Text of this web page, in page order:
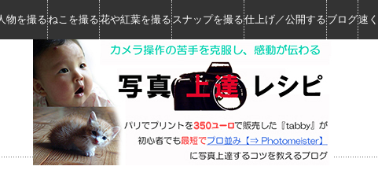
物を撮るねこを撮る花や紅葉を撮る スナップを撮る仕上げ／公開する ブログ速